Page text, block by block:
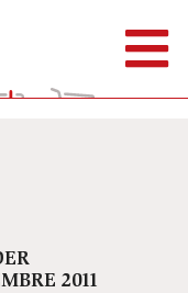
2011